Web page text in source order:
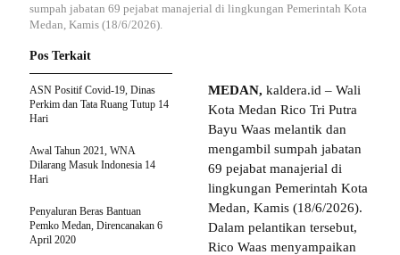
sumpah jabatan 69 pejabat manajerial di lingkungan Pemerintah Kota
Medan, Kamis (18/6/2026).
MEDAN, kaldera.id – Wali
Kota Medan Rico Tri Putra
Bayu Waas melantik dan
mengambil sumpah jabatan
69 pejabat manajerial di
lingkungan Pemerintah Kota
Medan, Kamis (18/6/2026).
Dalam pelantikan tersebut,
Rico Waas menyampaikan
Pos Terkait
ASN Positif Covid-19, Dinas
Perkim dan Tata Ruang Tutup 14
Hari
Awal Tahun 2021, WNA
Dilarang Masuk Indonesia 14
Hari
Penyaluran Beras Bantuan
Pemko Medan, Direncanakan 6
April 2020